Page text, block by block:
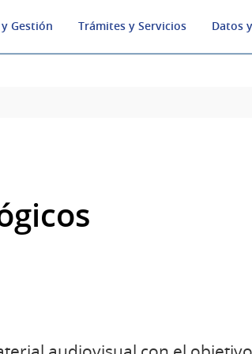
Gestión Trámites y Servicios Datos